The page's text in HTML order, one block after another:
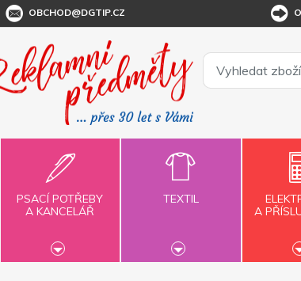
OBCHOD@DGTIP.CZ
PSACÍ POTŘEBY
A KANCELÁŘ
TEXTIL
A